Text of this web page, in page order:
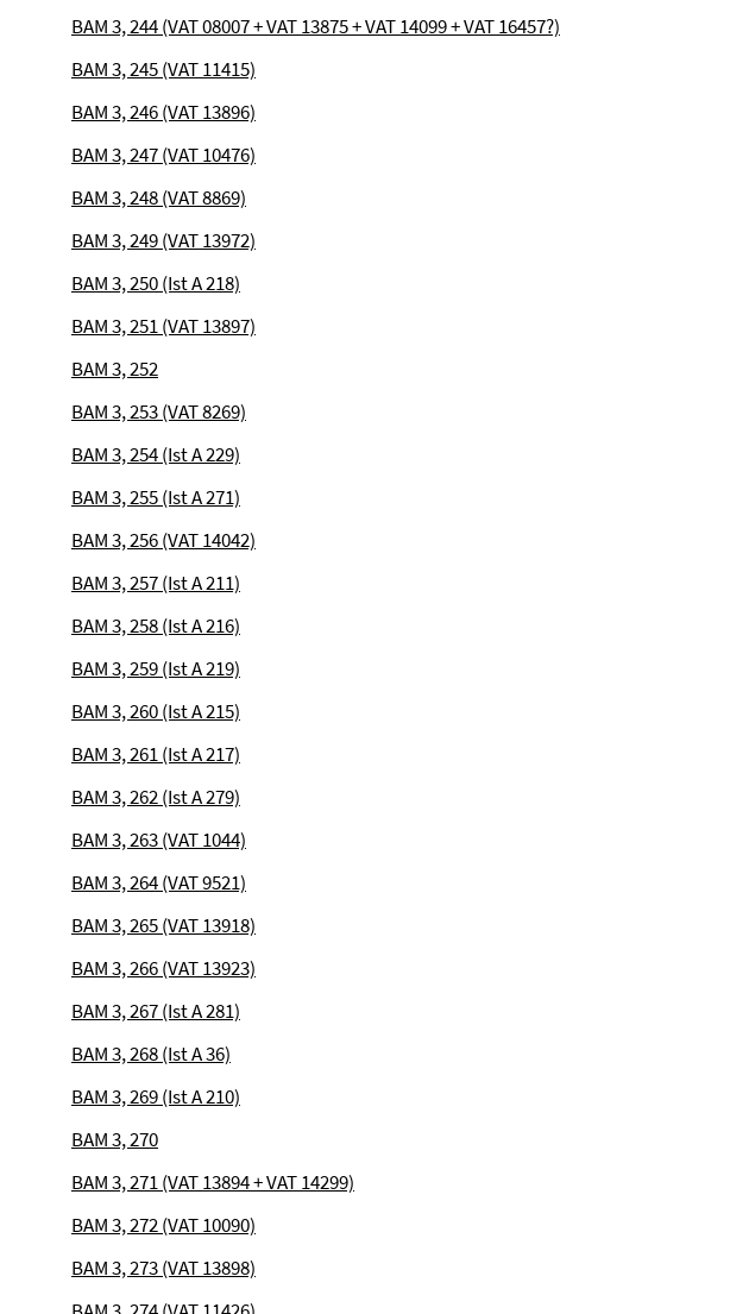
BAM 3, 244 (VAT 08007 + VAT 13875 + VAT 14099 + VAT 16457?)
BAM 3, 245 (VAT 11415)
BAM 3, 246 (VAT 13896)
BAM 3, 247 (VAT 10476)
BAM 3, 248 (VAT 8869)
BAM 3, 249 (VAT 13972)
BAM 3, 250 (Ist A 218)
BAM 3, 251 (VAT 13897)
BAM 3, 252
BAM 3, 253 (VAT 8269)
BAM 3, 254 (Ist A 229)
BAM 3, 255 (Ist A 271)
BAM 3, 256 (VAT 14042)
BAM 3, 257 (Ist A 211)
BAM 3, 258 (Ist A 216)
BAM 3, 259 (Ist A 219)
BAM 3, 260 (Ist A 215)
BAM 3, 261 (Ist A 217)
BAM 3, 262 (Ist A 279)
BAM 3, 263 (VAT 1044)
BAM 3, 264 (VAT 9521)
BAM 3, 265 (VAT 13918)
BAM 3, 266 (VAT 13923)
BAM 3, 267 (Ist A 281)
BAM 3, 268 (Ist A 36)
BAM 3, 269 (Ist A 210)
BAM 3, 270
BAM 3, 271 (VAT 13894 + VAT 14299)
BAM 3, 272 (VAT 10090)
BAM 3, 273 (VAT 13898)